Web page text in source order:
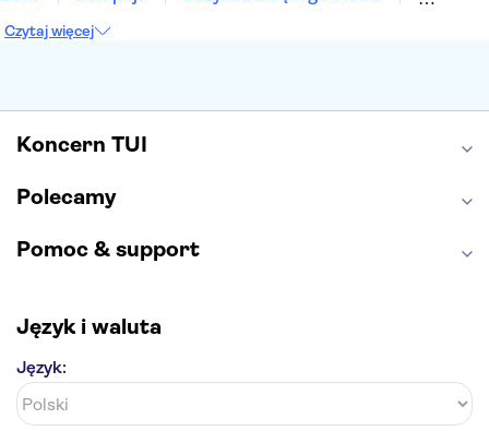
Etna
Wawel
Czytaj więcej
Koncern TUI
Polecamy
Pomoc & support
Język i waluta
Język: